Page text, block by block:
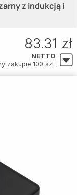
z indukcją i
83.31 zł
NETTO
zakupie 100 szt.